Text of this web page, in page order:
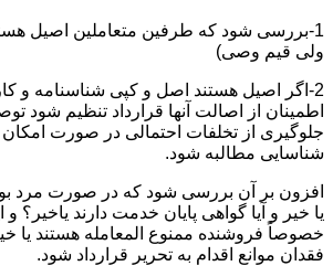
1-بررسی شود که طرفین متعاملین اصیل
ولی قیم وصی)
2-اگر اصیل هستند اصل و کپی شناسنامه و
اطمینان از اصالت آنها قرارداد تنظیم شود
جلوگیری از تخلفات احتمالی در صورت
شناسایی مطالبه شود.
افزون بر آن بررسی شود که در صورت مرد
یا خیر و آیا گواهی پایان خدمت دارند یاخیر؟ و
خصوصاً فروشنده ممنوع المعامله هستند یا
فقدان موانع اقدام به تحریر قرارداد شود.